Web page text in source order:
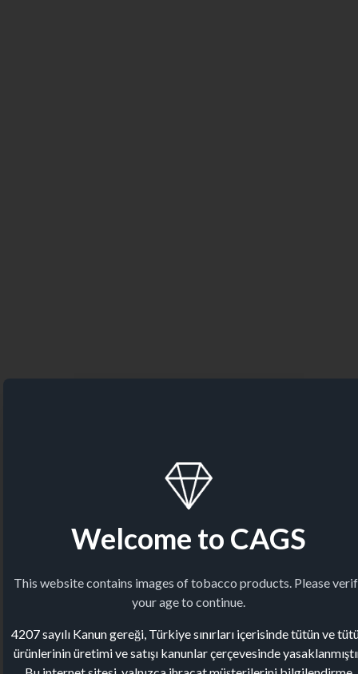
Welcome to CAGS
This website contains images of tobacco products. Please
your age to continue.
4207 sayılı Kanun gereği, Türkiye sınırları içerisinde tütün ve
ürünlerinin üretimi ve satışı kanunlar çerçevesinde